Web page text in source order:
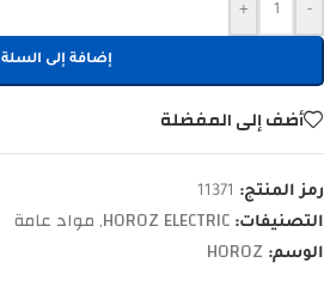
-
+
إضافة إلى السلة
أضف إلى المفضلة
رمز المنتج: 11371
التصنيفات: HOROZ ELECTRIC
, مواد عامة
الوسم: HOROZ